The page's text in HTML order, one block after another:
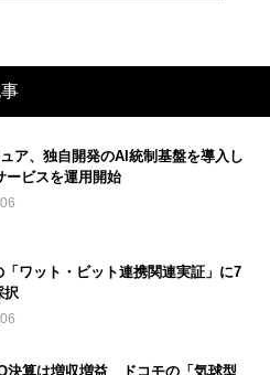
ア、独自開発のAI統制基盤を導入し
ービスを運用開始
「ワット・ビット連携関連実証」に7
択
決算は増収増益 ドコモの「気球型